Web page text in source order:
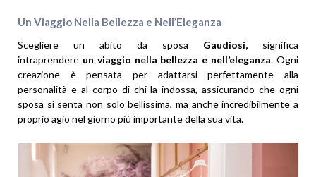
Un Viaggio Nella Bellezza e Nell’Eleganza
Scegliere un abito da sposa Gaudiosi, significa
intraprendere un viaggio nella bellezza e nell’eleganza. Ogni
creazione è pensata per adattarsi perfettamente alla
personalità e al corpo di chi la indossa, assicurando che ogni
sposa si senta non solo bellissima, ma anche incredibilmente a
proprio agio nel giorno più importante della sua vita.